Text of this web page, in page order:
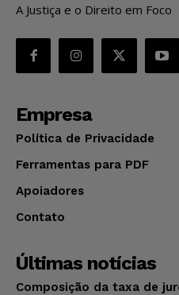
A Justiça e o Direito em Foco
Empresa
Política de Privacidade
Ferramentas para PDF
Apoiadores
Contato
Últimas notícias
Composição da taxa de